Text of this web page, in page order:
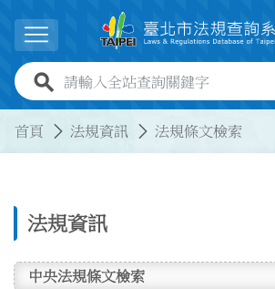
展開選單
全站查詢關鍵字欄位
首頁 法規資訊 法規條文檢索
法規資訊
中央法規條文檢索